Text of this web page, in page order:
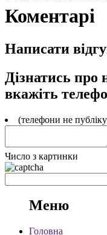
Коментарі
Написати
Дізнатись про
вкажіть
(телефони не
Число з картинки
Меню
Головна